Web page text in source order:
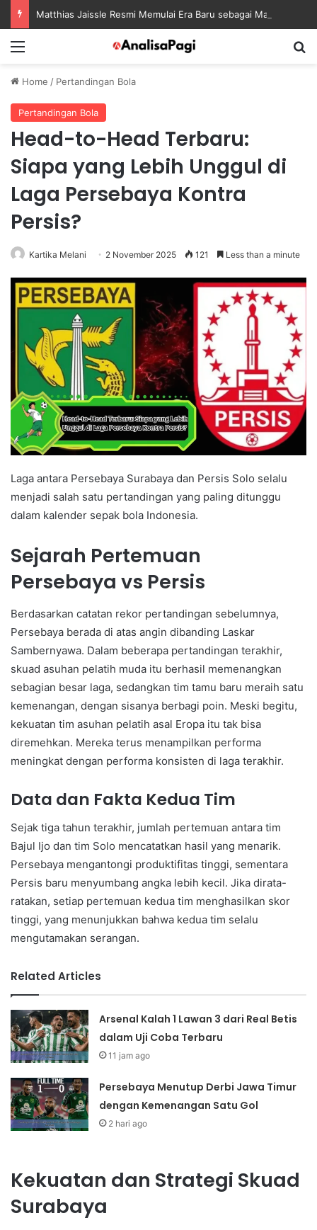
Home / Pertandingan Bola
Pertandingan Bola
Head-to-Head Terbaru:
Siapa yang Lebih Unggul di
Laga Persebaya Kontra
Persis?
Kartika Melani 2 November 2025 121 Less than a minute
Laga antara Persebaya Surabaya dan Persis Solo selalu
menjadi salah satu pertandingan yang paling ditunggu
dalam kalender sepak bola Indonesia.
Sejarah Pertemuan
Persebaya vs Persis
Berdasarkan catatan rekor pertandingan sebelumnya,
Persebaya berada di atas angin dibanding Laskar
Sambernyawa. Dalam beberapa pertandingan terakhir,
skuad asuhan pelatih muda itu berhasil memenangkan
sebagian besar laga, sedangkan tim tamu baru meraih satu
kemenangan, dengan sisanya berbagi poin. Meski begitu,
kekuatan tim asuhan pelatih asal Eropa itu tak bisa
diremehkan. Mereka terus menampilkan performa
meningkat dengan performa konsisten di laga terakhir.
Data dan Fakta Kedua Tim
Sejak tiga tahun terakhir, jumlah pertemuan antara tim
Bajul Ijo dan tim Solo mencatatkan hasil yang menarik.
Persebaya mengantongi produktifitas tinggi, sementara
Persis baru menyumbang angka lebih kecil. Jika dirata-
ratakan, setiap pertemuan kedua tim menghasilkan skor
tinggi, yang menunjukkan bahwa kedua tim selalu
mengutamakan serangan.
Related Articles
Arsenal Kalah 1 Lawan 3 dari Real Betis
dalam Uji Coba Terbaru
11 jam ago
Persebaya Menutup Derbi Jawa Timur
dengan Kemenangan Satu Gol
2 hari ago
Kekuatan dan Strategi Skuad
Surabaya